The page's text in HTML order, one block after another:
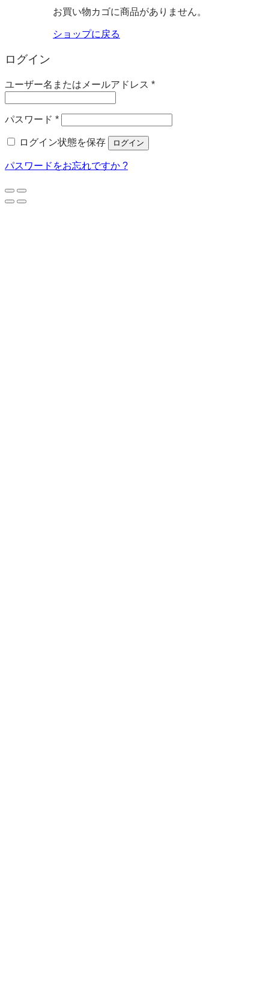
お買い物カゴに商品がありません。
ショップに戻る
ログイン
ユーザー名またはメールアドレス *必
パスワード *必
ログイン状態を保存
ログイン
パスワードをお忘れですか ?